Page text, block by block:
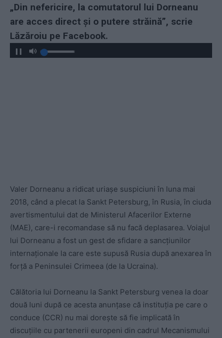
„Din nefericire, la comutatorul lui Dorneanu
are acces direct și o putere străină”, scrie
Lăzăroiu pe Facebook.
Valer Dorneanu a ridicat uriașe suspiciuni în luna mai
2018, când a plecat la Sankt Petersburg, în Rusia, în ciuda
avertismentului dat de Ministerul Afacerilor Externe
(MAE), care-i recomandase să nu facă deplasarea. Voiajul
lui Dorneanu a fost un gest de sfidare a sancţiunilor
internaţionale la care este supusă Rusia după anexarea în
forță a Peninsulei Crimeea (de la Ucraina).
Călătoria lui Dorneanu la Sankt Petersburg venea la doar
două luni după ce acesta anunţase că instituţia pe care o
conduce (CCR) nu mai doreşte să fie implicată în
discuţiile cu partenerii europeni din cadrul Mecanismului